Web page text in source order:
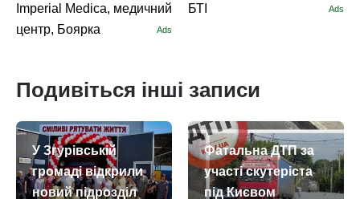
Imperial Medica, медичний
центр, Боярка
Ads
БТІ Ads
Подивіться інші записи
У Згурівській
громаді відкрили
новий підрозділ
Фатальна ДТП за
участі скутеріста
під Києвом